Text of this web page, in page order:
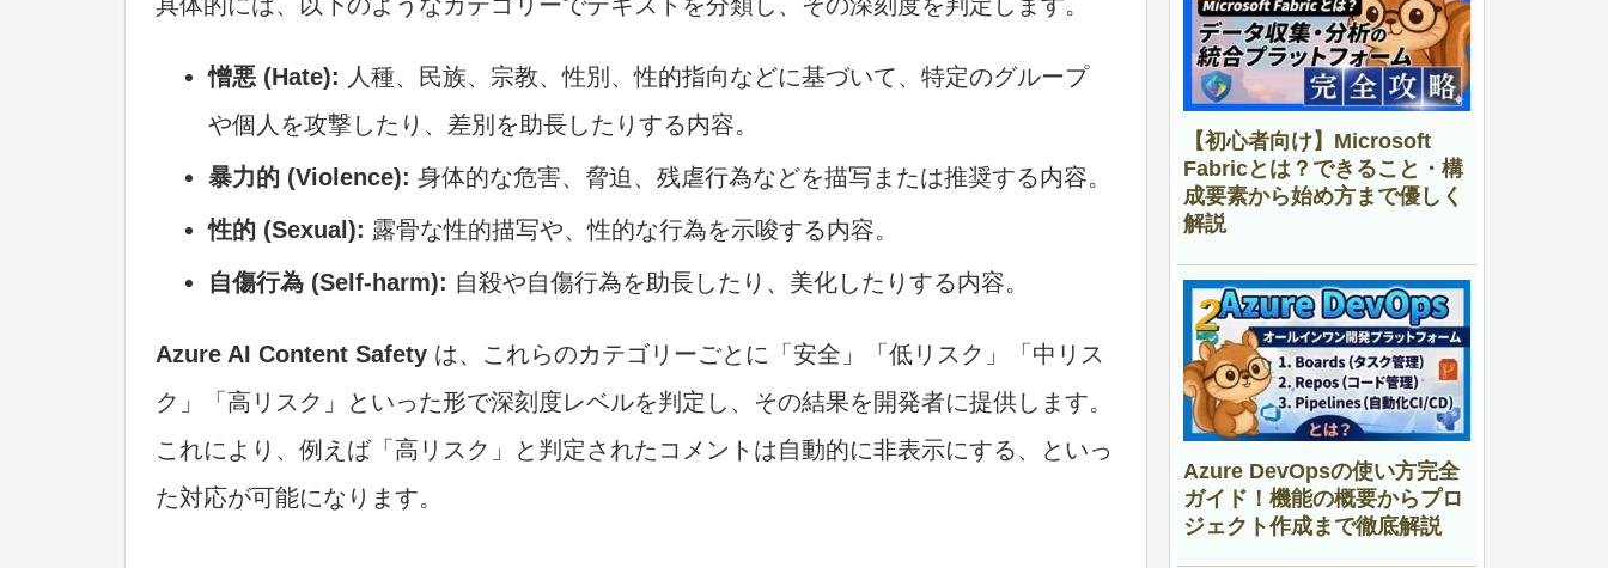
憎悪 (Hate): 人種、民族、宗教、性別、性的指向などに基づいて、特定のグループ
や個人を攻撃したり、差別を助長したりする内容。
暴力的 (Violence): 身体的な危害、脅迫、残虐行為などを描写または推奨する内容。
性的 (Sexual): 露骨な性的描写や、性的な行為を示唆する内容。
自傷行為 (Self-harm): 自殺や自傷行為を助長したり、美化したりする内容。
Azure AI Content Safetyは、これらのカテゴリーごとに「安全」「低リスク」「中リス
ク」「高リスク」といった形で深刻度レベルを判定し、その結果を開発者に提供します。
これにより、例えば「高リスク」と判定されたコメントは自動的に非表示にする、といっ
た対応が可能になります。
【初心者向け】Microsoft
Fabricとは？できること・構
成要素から始め方まで優しく
解説
Azure DevOpsの使い方完全
ガイド！機能の概要からプロ
ジェクト作成まで徹底解説